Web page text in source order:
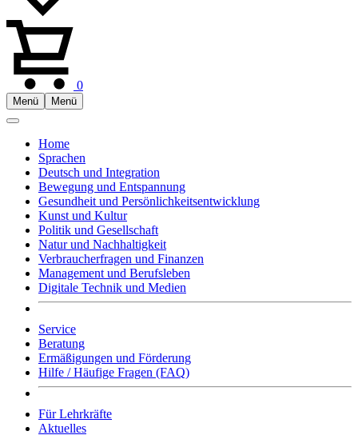
0
Menü Menü
Home
Sprachen
Deutsch und Integration
Bewegung und Entspannung
Gesundheit und Persönlichkeitsentwicklung
Kunst und Kultur
Politik und Gesellschaft
Natur und Nachhaltigkeit
Verbraucherfragen und Finanzen
Management und Berufsleben
Digitale Technik und Medien
Service
Beratung
Ermäßigungen und Förderung
Hilfe / Häufige Fragen (FAQ)
Für Lehrkräfte
Aktuelles